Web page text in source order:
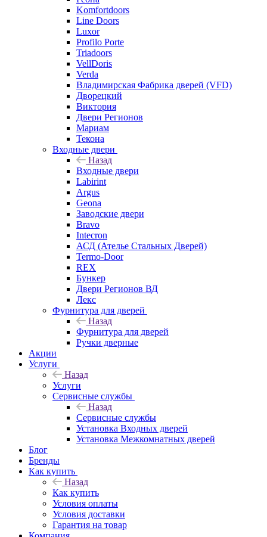
Komfortdoors
Line Doors
Luxor
Profilo Porte
Triadoors
VellDoris
Verda
Владимирская Фабрика дверей (VFD)
Дворецкий
Виктория
Двери Регионов
Мариам
Текона
Входные двери
Назад
Входные двери
Labirint
Argus
Geona
Заводские двери
Bravo
Intecron
АСД (Ателье Стальных Дверей)
Termo-Door
REX
Бункер
Двери Регионов ВД
Лекс
Фурнитура для дверей
Назад
Фурнитура для дверей
Ручки дверные
Акции
Услуги
Назад
Услуги
Сервисные службы
Назад
Сервисные службы
Установка Входных дверей
Установка Межкомнатных дверей
Блог
Бренды
Как купить
Назад
Как купить
Условия оплаты
Условия доставки
Гарантия на товар